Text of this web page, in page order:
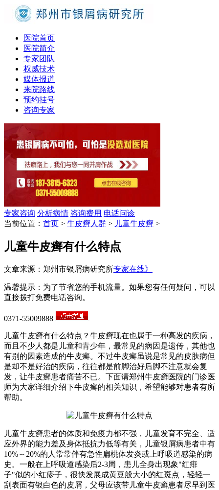
医院首页
医院简介
专家团队
权威技术
媒体报道
来院路线
预约挂号
咨询专家
专家咨询 分析病情 咨询费用 电话问诊
当前位置： 首页 > 牛皮癣人群 > 儿童牛皮癣 >
儿童牛皮癣有什么特点
文章来源：郑州市银屑病研究所专家在线》
温馨提示：为了节省您的手机流量。如果您有任何疑问，可以
直接拨打免费电话咨询。
0371-55009888
儿童牛皮癣有什么特点？牛皮癣现在也属于一种高发的疾病，
而且不少人都是儿童和青少年，最常见的病因是遗传，其他也
有别的因素造成的牛皮癣。不过牛皮癣虽说是常见的皮肤病但
是却不是好治的疾病，往往都是前脚治好后脚不注意就会复
发，让牛皮癣患者痛苦不已。下面请郑州牛皮癣医院的门诊医
师为大家详细介绍下牛皮癣的相关知识，希望能够对患者有所
帮助。
儿童牛皮癣患者的体质和免疫力都不强，儿童发育不完全、适
应外界的能力差及身体抵抗力低等有关，儿童银屑病患者中有
10%～20%的人常常伴有急性扁桃体发炎或上呼吸道感染的病
史。一般在上呼吸道感染后2-3周，患儿全身出现象"红痱
子"似的小红疹子，很快发展成黄豆般大小的红斑点，轻轻一
刮表面有银白色的皮屑，父母应该带儿童牛皮癣患者尽早到医